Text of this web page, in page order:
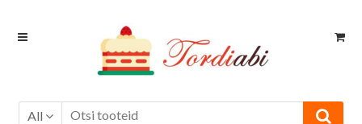
Skip
Skip
All